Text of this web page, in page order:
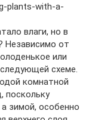
plants-with-a-
влаги, но в
Независимо от
или
схеме.
комнатной
поскольку
зимой, особенно